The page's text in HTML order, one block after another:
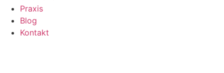
Praxis
Blog
Kontakt